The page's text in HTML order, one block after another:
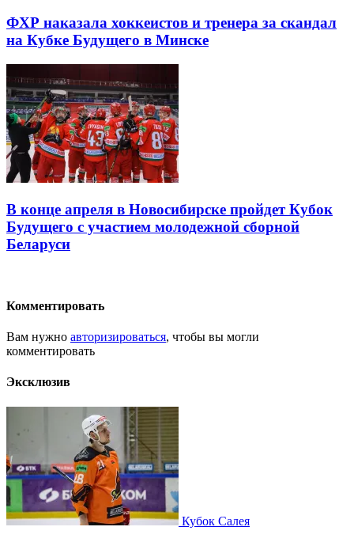
ФХР наказала хоккеистов и тренера за скандал
на Кубке Будущего в Минске
В конце апреля в Новосибирске пройдет Кубок
Будущего с участием молодежной сборной
Беларуси
Комментировать
Вам нужно авторизироваться, чтобы вы могли
комментировать
Эксклюзив
Кубок Салея